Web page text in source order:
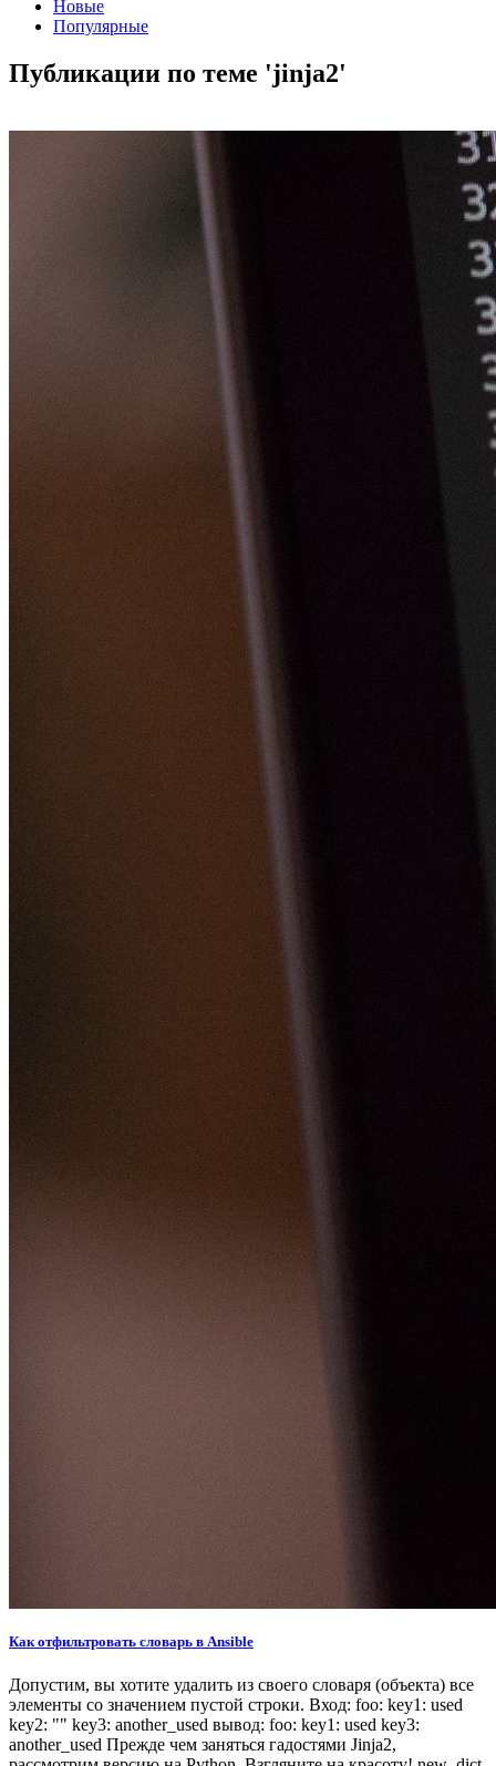
Новые
Популярные
Публикации по теме 'jinja2'
Как отфильтровать словарь в Ansible
Допустим, вы хотите удалить из своего словаря (объекта) все
элементы со значением пустой строки. Вход: foo: key1: used
key2: "" key3: another_used вывод: foo: key1: used key3:
another_used Прежде чем заняться гадостями Jinja2,